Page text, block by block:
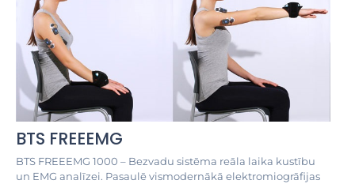
BTS FREEEMG
BTS FREEEMG 1000 – Bezvadu sistēma reāla laika kustību
un EMG analīzei. Pasaulē vismodernākā elektromiogrāfijas